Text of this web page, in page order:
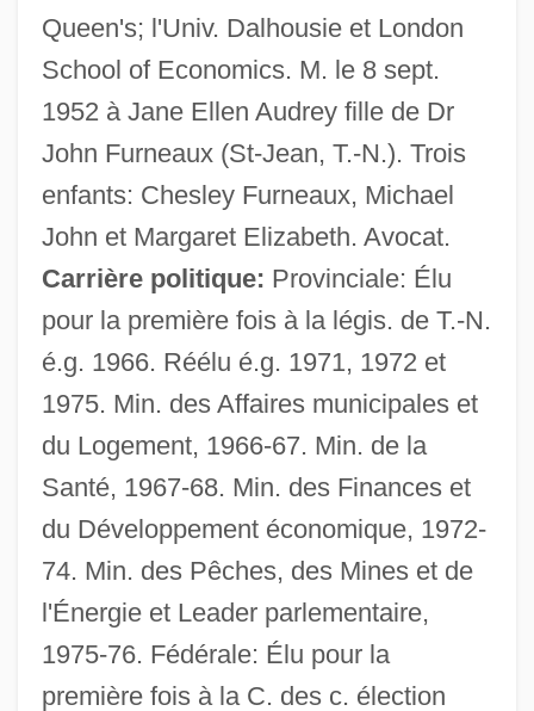
Queen's; l'Univ. Dalhousie et London
School of Economics. M. le 8 sept.
1952 à Jane Ellen Audrey fille de Dr
John Furneaux (St-Jean, T.-N.). Trois
enfants: Chesley Furneaux, Michael
John et Margaret Elizabeth. Avocat.
Carrière politique: Provinciale: Élu
pour la première fois à la légis. de T.-N.
é.g. 1966. Réélu é.g. 1971, 1972 et
1975. Min. des Affaires municipales et
du Logement, 1966-67. Min. de la
Santé, 1967-68. Min. des Finances et
du Développement économique, 1972-
74. Min. des Pêches, des Mines et de
l'Énergie et Leader parlementaire,
1975-76. Fédérale: Élu pour la
première fois à la C. des c. élection